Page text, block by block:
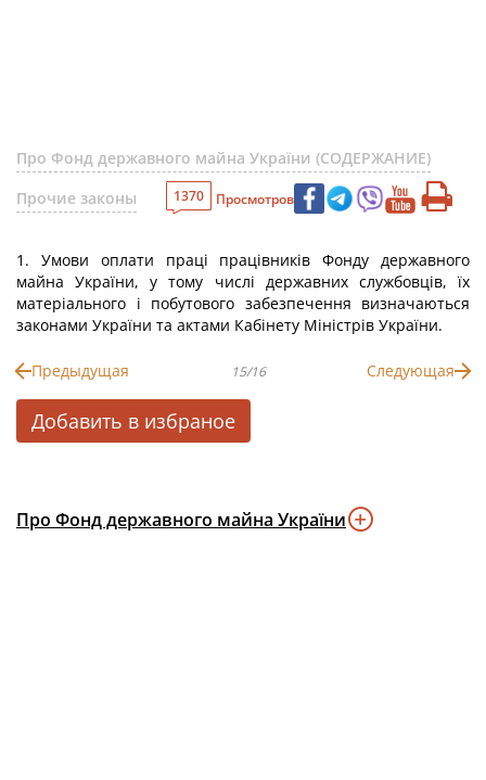
Про Фонд державного майна України (СОДЕРЖАНИЕ)
Прочие законы
1370 Просмотров
1. Умови оплати праці працівників Фонду державного
майна України, у тому числі державних службовців, їх
матеріального і побутового забезпечення визначаються
законами України та актами Кабінету Міністрів України.
Предыдущая 15/16 Следующая
Добавить в избраное
Про Фонд державного майна України